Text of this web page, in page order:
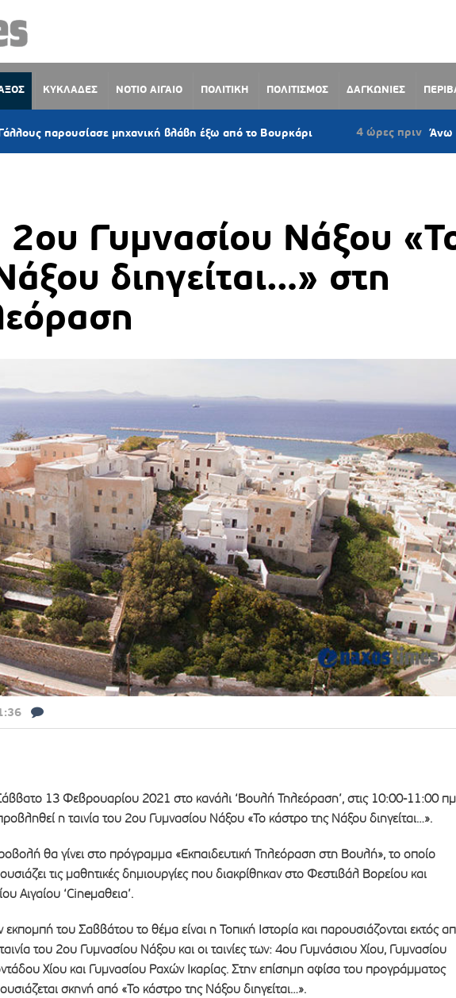
ΚΥΚΛΑΔΕΣ ΝΟΤΙΟ ΑΙΓΑΙΟ ΠΟΛΙΤΙΚΗ ΠΟΛΙΤΙΣΜΟΣ ΔΑΓΚΩΝΙΕΣ
μηχανική βλάβη έξω από το Βουρκάρι 4 ώρες πριν Άνω Σύρος:
2ου Γυμνασίου Νάξου
διηγείται…» στη
13 Φεβρουαρίου 2021 στο κανάλι ‘Βουλή Τηλεόραση’, στις 10:00-11:00
η ταινία του 2ου Γυμνασίου Νάξου «Το κάστρο της Νάξου διηγείται…».
θα γίνει στο πρόγραμμα «Εκπαιδευτική Τηλεόραση στη Βουλή», το οποίο
τις μαθητικές δημιουργίες που διακρίθηκαν στο Φεστιβάλ Βορείου και
Αιγαίου ‘Cineμαθεια’.
εκπομπή του Σαββάτου το θέμα είναι η Τοπική Ιστορία και παρουσιάζονται εκτός
του 2ου Γυμνασίου Νάξου και οι ταινίες των: 4ου Γυμνάσιου Χίου, Γυμνασίου
Χίου και Γυμνασίου Ραχών Ικαρίας. Στην επίσημη αφίσα του προγράμματος
σκηνή από «Το κάστρο της Νάξου διηγείται…».